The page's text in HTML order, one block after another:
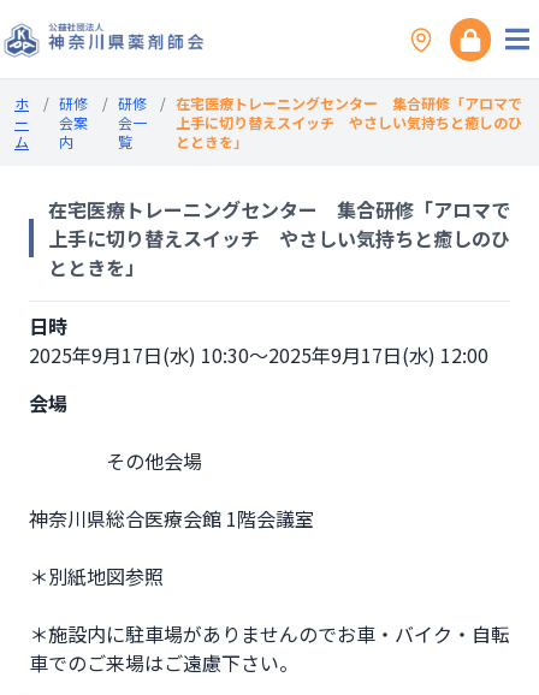
ホ
ー
ム
/ 研修
会案
内
/ 研修
会一
覧
/ 在宅医療トレーニングセンター 集合研修「アロマで
上手に切り替えスイッチ やさしい気持ちと癒しのひ
とときを」
在宅医療トレーニングセンター 集合研修「アロマで
上手に切り替えスイッチ やさしい気持ちと癒しのひ
とときを」
日時
2025年9月17日(水) 10:30～2025年9月17日(水) 12:00
会場
神奈川県総合医療会館 1階会議室
＊別紙地図参照
＊施設内に駐車場がありませんのでお車・バイク・自転
車でのご来場はご遠慮下さい。